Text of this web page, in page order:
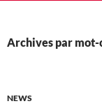
Archives par mot-
NEWS